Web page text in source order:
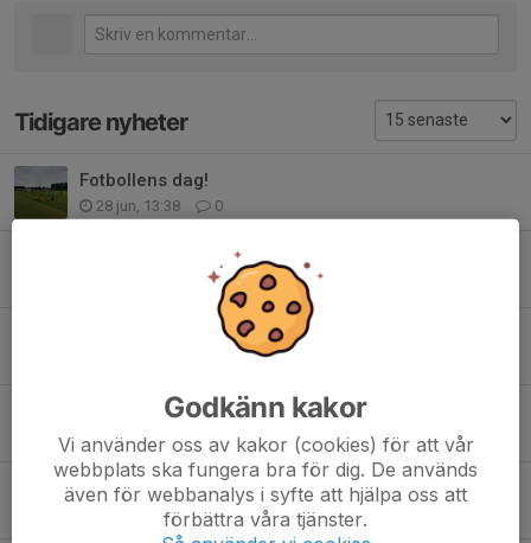
Tidigare nyheter
Fotbollens dag!
28 jun, 13:38 0
0
Midsommarfirande på Brynet
Fotbollens dag!
9 jun, 09:32
BJÄRKE UNGDOMS HEMMAMATCHER V 24
8 jun, 19:40 0
Godkänn kakor
Vi använder oss av kakor (cookies) för att vår
webbplats ska fungera bra för dig. De används
även för webbanalys i syfte att hjälpa oss att
förbättra våra tjänster.